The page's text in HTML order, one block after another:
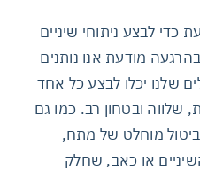
לבצע ניתוחי שיניים
מודעת אנו נותנים
שלנו יכלו לבצע כל אחד
שלווה ובטחון רב. כמו גם
מוחלט של מתח,
או כאב, שחלק